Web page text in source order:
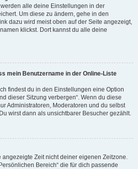
alle deine Einstellungen in der
Um diese zu ändern, gehe in den
dazu wird meist oben auf der Seite angezeigt,
klickst. Dort kannst du alle deine
mein Benutzername in der Online-Liste
findest du in den Einstellungen eine Option
dieser Sitzung verbergen“. Wenn du diese
Administratoren, Moderatoren und du selbst
wirst dann als unsichtbarer Besucher gezählt.
angezeigte Zeit nicht deiner eigenen Zeitzone.
Bereich“ die für dich passende